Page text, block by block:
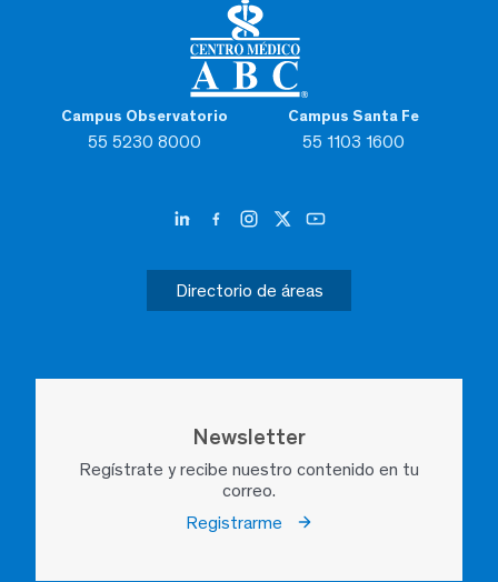
Campus Observatorio
55 5230 8000
Campus Santa Fe
55 1103 1600
Directorio de áreas
Newsletter
Regístrate y recibe nuestro contenido en tu
correo.
Registrarme